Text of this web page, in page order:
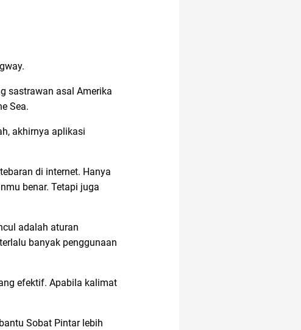
sastrawan asal Amerika
Sea.
akhirnya aplikasi
di internet. Hanya
benar. Tetapi juga
adalah aturan
banyak penggunaan
efektif. Apabila kalimat
Sobat Pintar lebih